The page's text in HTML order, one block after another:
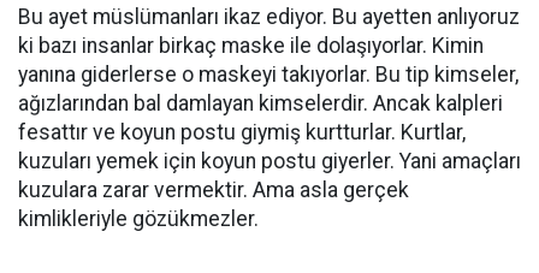
Bu ayet müslümanları ikaz ediyor. Bu ayetten anlıyoruz
ki bazı insanlar birkaç maske ile dolaşıyorlar. Kimin
yanına giderlerse o maskeyi takıyorlar. Bu tip kimseler,
ağızlarından bal damlayan kimselerdir. Ancak kalpleri
fesattır ve koyun postu giymiş kurtturlar. Kurtlar,
kuzuları yemek için koyun postu giyerler. Yani amaçları
kuzulara zarar vermektir. Ama asla gerçek
kimlikleriyle gözükmezler.